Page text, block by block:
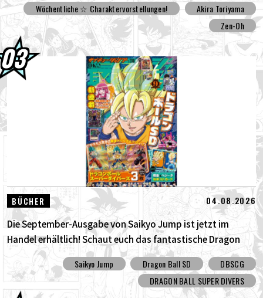
Wöchentliche ☆ Charaktervorstellungen!
Akira Toriyama
Zen-Oh
BÜCHER 04.08.2026
Die September-Ausgabe von Saikyo Jump ist jetzt im
Handel erhältlich! Schaut euch das fantastische Dragon
Ball SD Cover und all die tollen Bonusinhalte an!
Saikyo Jump Dragon Ball SD
DBSCG
DRAGON BALL SUPER DIVERS